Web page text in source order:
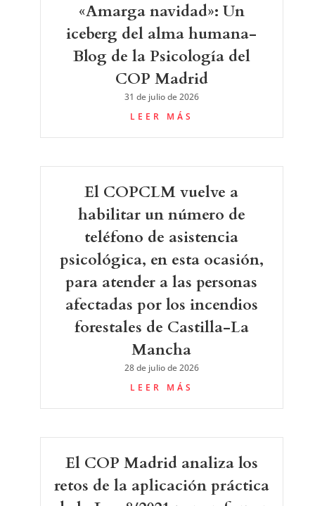
«Amarga navidad»: Un
iceberg del alma humana-
Blog de la Psicología del
COP Madrid
31 de julio de 2026
LEER MÁS
El COPCLM vuelve a
habilitar un número de
teléfono de asistencia
psicológica, en esta ocasión,
para atender a las personas
afectadas por los incendios
forestales de Castilla-La
Mancha
28 de julio de 2026
LEER MÁS
El COP Madrid analiza los
retos de la aplicación práctica